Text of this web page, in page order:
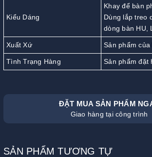
Kiểu Dáng
Khay để bàn
Dùng lắp treo
dòng bàn HU,
Xuất Xứ Sản phẩm của
Tình Trạng Hàng Sản phẩm đặt
ĐẶT MUA SẢN PHẨM
Giao hàng tại công trình
SẢN PHẨM TƯƠNG TỰ